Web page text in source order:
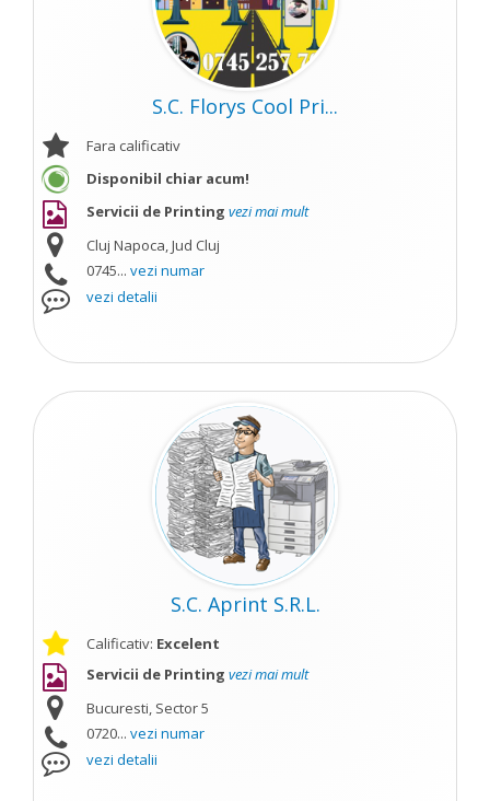
S.C. Florys Cool Pri...
Fara calificativ
Disponibil chiar acum!
Servicii de Printing vezi mai mult
Cluj Napoca, Jud Cluj
0745... vezi numar
vezi detalii
S.C. Aprint S.R.L.
Calificativ: Excelent
Servicii de Printing vezi mai mult
Bucuresti, Sector 5
0720... vezi numar
vezi detalii